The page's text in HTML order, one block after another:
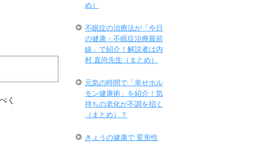
く
め）
不眠症の治療法が「今日
の健康・不眠症治療最前
線」で紹介！解説者は内
村 直尚先生（まとめ）
元気の時間で「幸せホル
モン健康術」を紹介！気
持ちの老化が不調を招く
（まとめ）？
きょうの健康で 変形性